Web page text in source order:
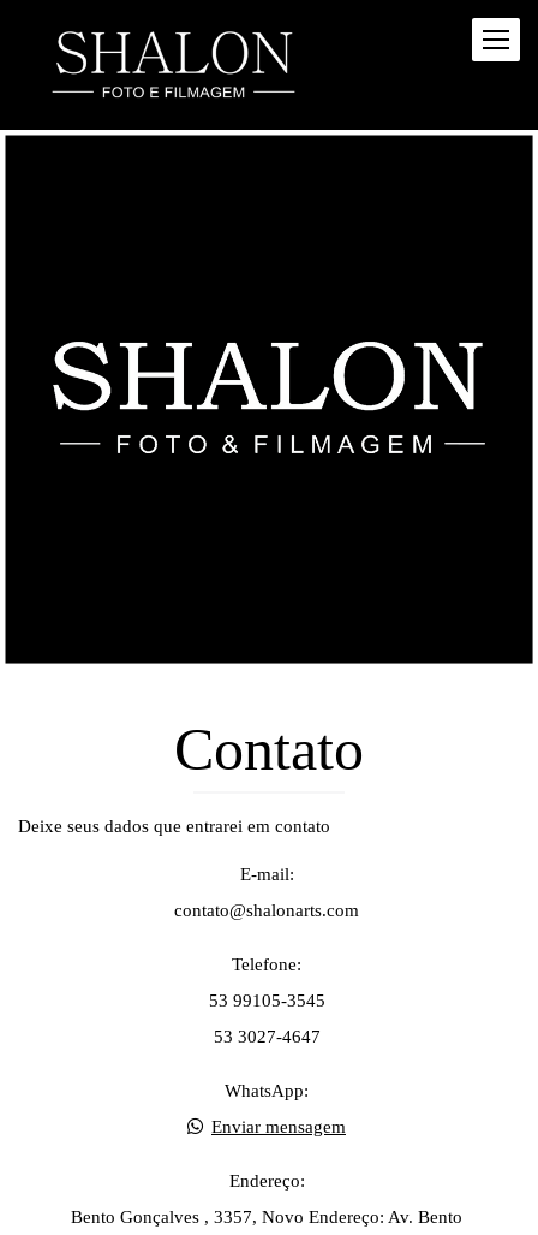
Contato
Deixe seus dados que entrarei em contato
E-mail:
contato@shalonarts.com
Telefone:
53 99105-3545
53 3027-4647
WhatsApp:
Enviar mensagem
Endereço:
Bento Gonçalves , 3357, Novo Endereço: Av. Bento